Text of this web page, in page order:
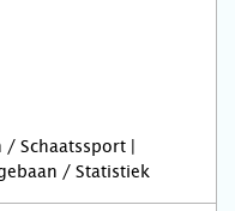
Schaatssport |
/ Statistiek